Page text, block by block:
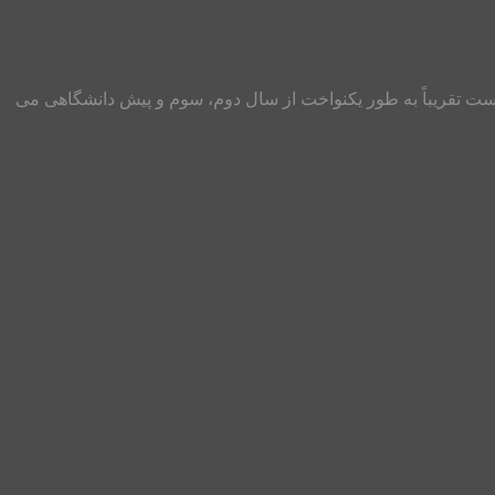
درس شیمی، بهترین روش مطالعه، تست زدن و مرور اهمیت و جایگاه: درس شیمی در کنکور سراسری ریاضی و تجربی شامل ۳۵ تست تقریباً به طور یکنواخت از سال دوم، سوم و پیش دانشگاهی می